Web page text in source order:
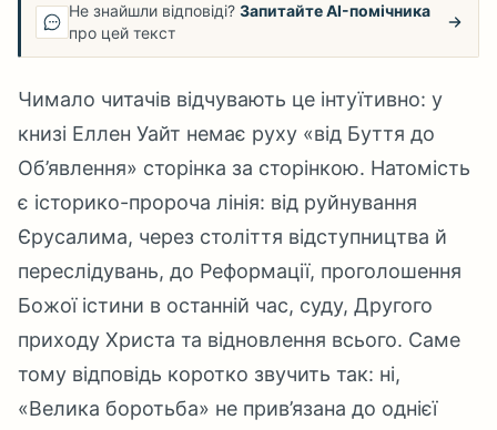
Не знайшли відповіді? Запитайте AI-помічника
про цей текст
Чимало читачів відчувають це інтуїтивно: у
книзі Еллен Уайт немає руху «від Буття до
Об’явлення» сторінка за сторінкою. Натомість
є історико-пророча лінія: від руйнування
Єрусалима, через століття відступництва й
переслідувань, до Реформації, проголошення
Божої істини в останній час, суду, Другого
приходу Христа та відновлення всього. Саме
тому відповідь коротко звучить так: ні,
«Велика боротьба» не прив’язана до однієї